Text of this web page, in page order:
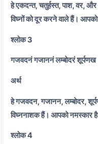
हे एकदन्त, चतुर्हस्त, पाश, वर,
विघ्नों को दूर करने वाले हैं।
श्लोक 3
गजवदनं गजाननं लम्बोदरं
अर्थ
हे गजवदन, गजानन, लम्बोदर,
विघ्ननाशक हैं। आपको नमस्कार
श्लोक 4